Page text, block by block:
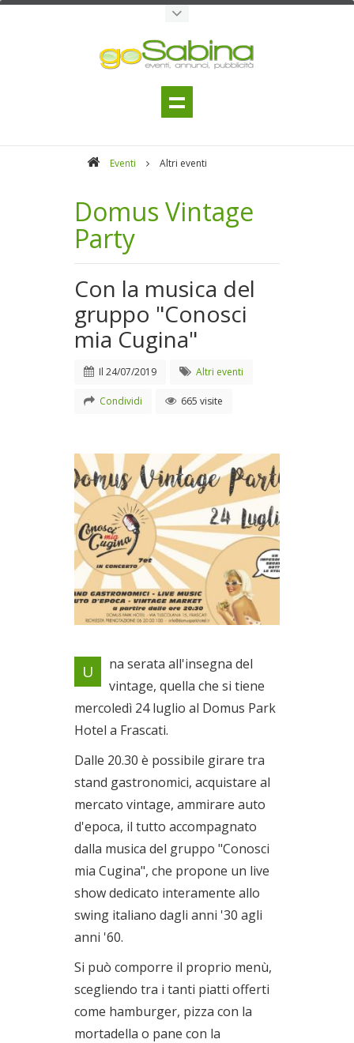
Eventi Altri eventi
Domus Vintage
Party
Con la musica del
gruppo "Conosci
mia Cugina"
Il 24/07/2019 Altri eventi
Condividi 665 visite
Con la musica del gruppo
"Conosci mia Cugina"
Il 24/07/2019
U
na serata all'insegna del
vintage, quella che si tiene
mercoledì 24 luglio al Domus Park
Hotel a Frascati.
Dalle 20.30 è possibile girare tra
stand gastronomici, acquistare al
mercato vintage, ammirare auto
d'epoca, il tutto accompagnato
dalla musica del gruppo "Conosci
mia Cugina", che propone un live
show dedicato interamente allo
swing italiano dagli anni '30 agli
anni '60.
Si può comporre il proprio menù,
scegliendo tra i tanti piatti offerti
come hamburger, pizza con la
mortadella o pane con la